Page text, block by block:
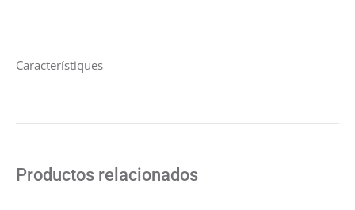
FacebookPinterest
X
WhatsAppLinkedIn
Característiques
Productos relacionados